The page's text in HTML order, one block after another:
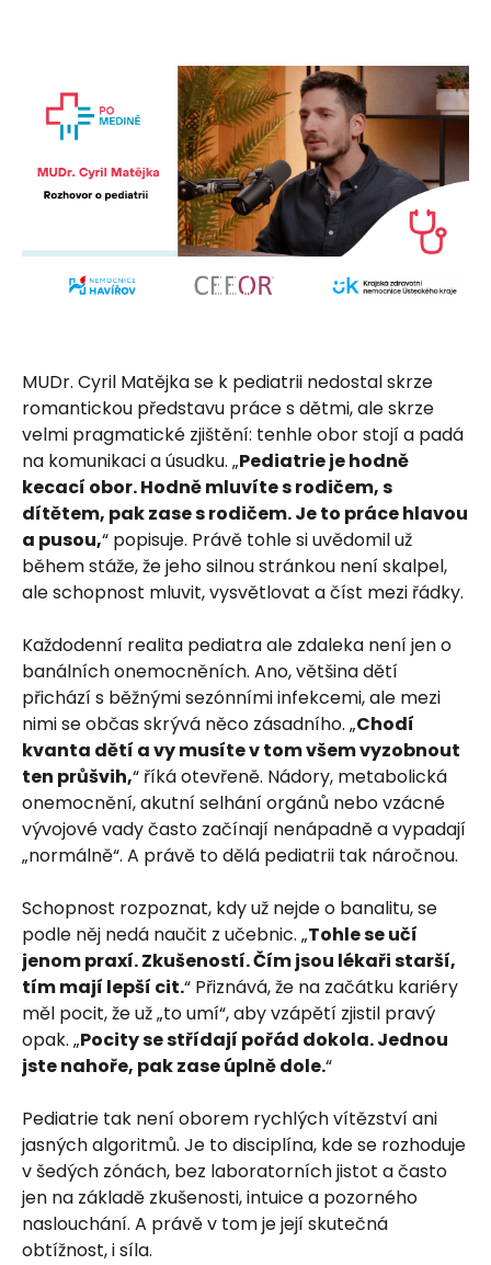
MUDr. Cyril Matějka se k pediatrii nedostal skrze
romantickou představu práce s dětmi, ale skrze
velmi pragmatické zjištění: tenhle obor stojí a padá
na komunikaci a úsudku. „Pediatrie je hodně
kecací obor. Hodně mluvíte s rodičem, s
dítětem, pak zase s rodičem. Je to práce hlavou
a pusou,“ popisuje. Právě tohle si uvědomil už
během stáže, že jeho silnou stránkou není skalpel,
ale schopnost mluvit, vysvětlovat a číst mezi řádky.
Každodenní realita pediatra ale zdaleka není jen o
banálních onemocněních. Ano, většina dětí
přichází s běžnými sezónními infekcemi, ale mezi
nimi se občas skrývá něco zásadního. „Chodí
kvanta dětí a vy musíte v tom všem vyzobnout
ten průšvih,“ říká otevřeně. Nádory, metabolická
onemocnění, akutní selhání orgánů nebo vzácné
vývojové vady často začínají nenápadně a vypadají
„normálně“. A právě to dělá pediatrii tak náročnou.
Schopnost rozpoznat, kdy už nejde o banalitu, se
podle něj nedá naučit z učebnic. „Tohle se učí
jenom praxí. Zkušeností. Čím jsou lékaři starší,
tím mají lepší cit.“ Přiznává, že na začátku kariéry
měl pocit, že už „to umí“, aby vzápětí zjistil pravý
opak. „Pocity se střídají pořád dokola. Jednou
jste nahoře, pak zase úplně dole.“
Pediatrie tak není oborem rychlých vítězství ani
jasných algoritmů. Je to disciplína, kde se rozhoduje
v šedých zónách, bez laboratorních jistot a často
jen na základě zkušenosti, intuice a pozorného
naslouchání. A právě v tom je její skutečná
obtížnost, i síla.